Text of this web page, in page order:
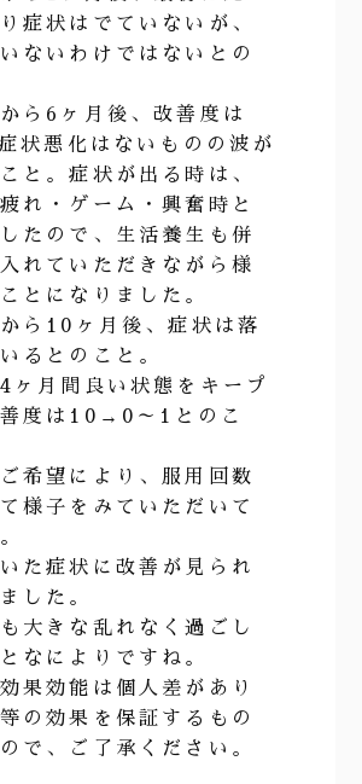
症状はでていないが、
ないわけではないとの
ら6ヶ月後、改善度は
状悪化はないものの波が
と。症状が出る時は、
れ・ゲーム・興奮時と
たので、生活養生も併
れていただきながら様
とになりました。
ら10ヶ月後、症状は落
るとのこと。
ヶ月間良い状態をキープ
度は10→0～1とのこ
希望により、服用回数
様子をみていただいて
た症状に改善が見られ
した。
大きな乱れなく過ごし
なによりですね。
果効能は個人差があり
の効果を保証するもの
で、ご了承ください。